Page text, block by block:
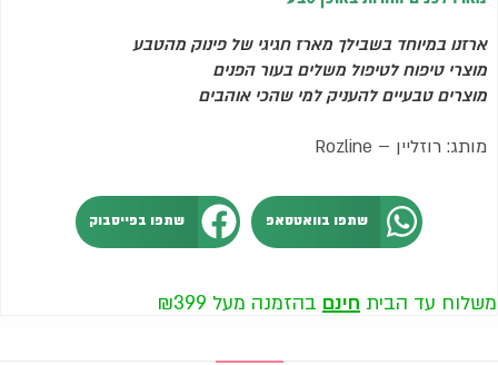
ארזנו במיוחד בשבילך מארז חגיגי של פינוק מהטבע
מוצרי טיפוח לטיפול משלים בעור הפנים
מוצרים טבעיים להעניק למי שהכי אוהבים
מותג: רוזליין – Rozline
שתפו בוואטסאפ שתפו בפייסבוק
משלוח עד הבית חינם בהזמנה מעל ₪399